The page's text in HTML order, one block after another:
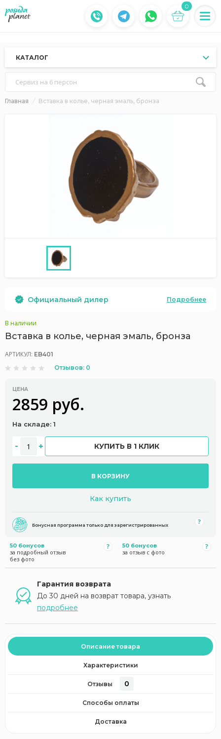
0
КАТАЛОГ
Сервиз на 6 персон
Главная Вставка в колье, черная эмаль, бронза
Официальный дилер Подробнее
В наличии
Вставка в колье, черная эмаль, бронза
АРТИКУЛ: EB401
Отзывов: 0
ЦЕНА
2859 руб.
На складе: 1
КУПИТЬ В 1 КЛИК
В КОРЗИНУ
Как купить
Бонусная программа только для зарегистрированных
50 бонусов
за подробный отзыв
без фото
50 бонусов
за отзыв с фото
Гарантия возврата
До 30 дней на возврат товара, узнать
подробнее
Описание товара
Характеристики
Отзывы 0
Способы оплаты
Доставка